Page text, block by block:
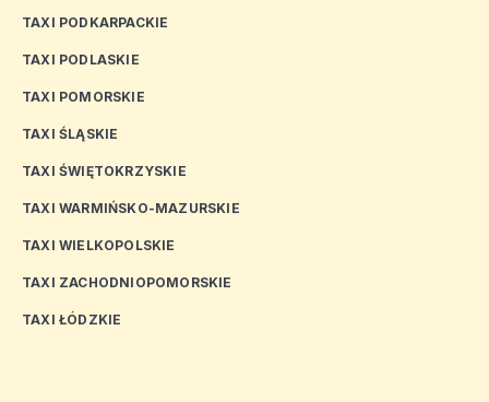
TAXI PODKARPACKIE
TAXI PODLASKIE
TAXI POMORSKIE
TAXI ŚLĄSKIE
TAXI ŚWIĘTOKRZYSKIE
TAXI WARMIŃSKO-MAZURSKIE
TAXI WIELKOPOLSKIE
TAXI ZACHODNIOPOMORSKIE
TAXI ŁÓDZKIE